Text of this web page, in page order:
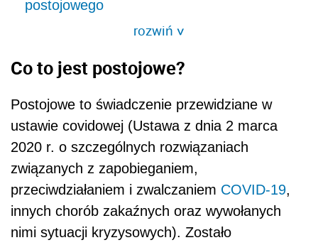
postojowego
rozwiń>
Co to jest postojowe?
Postojowe to świadczenie przewidziane w
ustawie covidowej (Ustawa z dnia 2 marca
2020 r. o szczególnych rozwiązaniach
związanych z zapobieganiem,
przeciwdziałaniem i zwalczaniem COVID-19,
innych chorób zakaźnych oraz wywołanych
nimi sytuacji kryzysowych). Zostało